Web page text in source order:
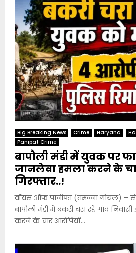
Big Breaking News Crime Haryana
Panipat Crime
बापौली मंडी में युवक पर
जानलेवा हमला करने के
गिरफ्तार..!
वॉयस ऑफ पानीपत (तमन्ना गोयल) –
बापौली मंडी में बकरी चरा रहे गांव
करने के चार आरोपियों...